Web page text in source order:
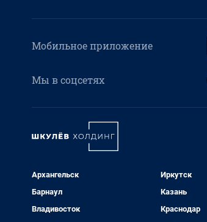
Мобильное приложение
Мы в соцсетях
Архангельск
Барнаул
Владивосток
Иркутск
Казань
Краснодар